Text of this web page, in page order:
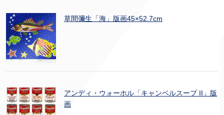
草間彌生「海」版画45×52.7cm
アンディ・ウォーホル「キャンベルスープ II」版
画